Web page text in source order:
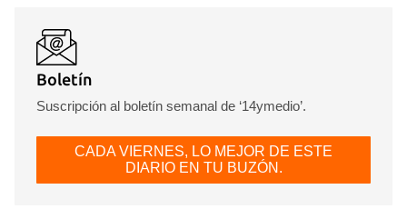
Boletín
Suscripción al boletín semanal de ‘14ymedio’.
CADA VIERNES, LO MEJOR DE ESTE
DIARIO EN TU BUZÓN.